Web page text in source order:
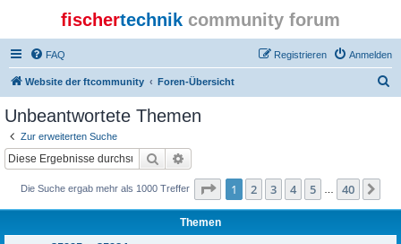
fischertechnik community forum
FAQ Anmelden
Registrieren
Website der ftcommunity Foren-Übersicht
Unbeantwortete Themen
Zur erweiterten Suche
Suche
Die Suche ergab mehr als 1000 Treffer Seite 1von 40
1 2 3 4 5 40
Themen